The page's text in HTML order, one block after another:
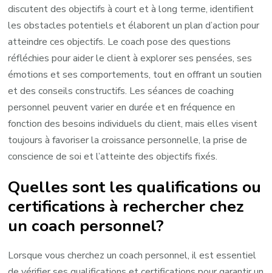
discutent des objectifs à court et à long terme, identifient
les obstacles potentiels et élaborent un plan d’action pour
atteindre ces objectifs. Le coach pose des questions
réfléchies pour aider le client à explorer ses pensées, ses
émotions et ses comportements, tout en offrant un soutien
et des conseils constructifs. Les séances de coaching
personnel peuvent varier en durée et en fréquence en
fonction des besoins individuels du client, mais elles visent
toujours à favoriser la croissance personnelle, la prise de
conscience de soi et l’atteinte des objectifs fixés.
Quelles sont les qualifications ou
certifications à rechercher chez
un coach personnel?
Lorsque vous cherchez un coach personnel, il est essentiel